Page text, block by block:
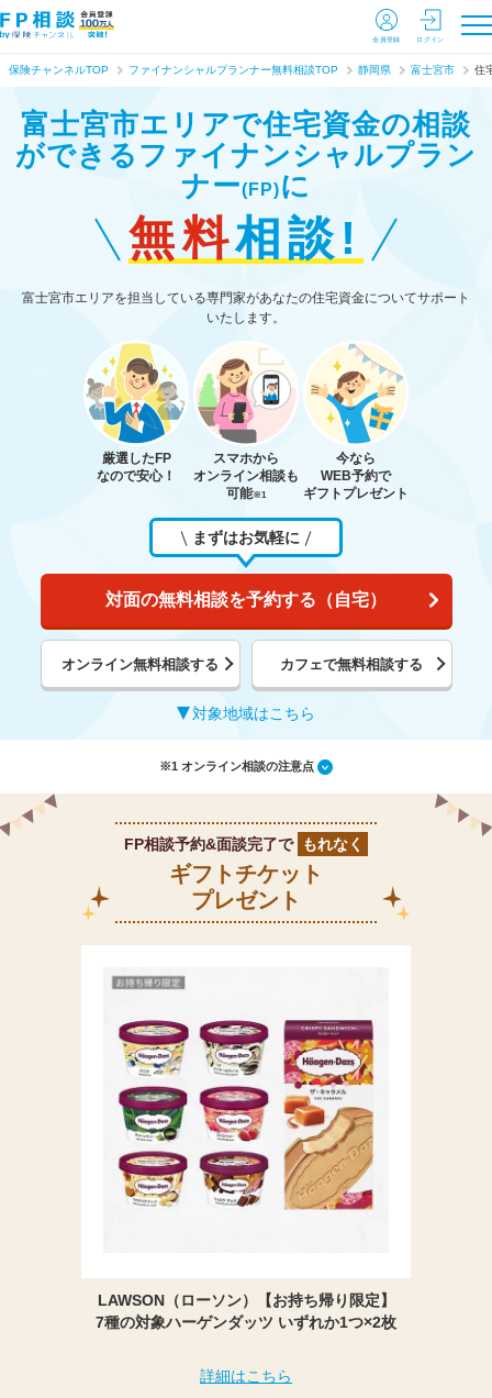
会員登録 ログイン
保険チャンネルTOP ファイナンシャルプランナー無料相談TOP 静岡県 富士宮市 住
富士宮市エリアで住宅資金の相談
ができる ファイナンシャルプラン
ナー(FP)に
無料相談!
富士宮市エリアを担当している専門家があなたの住宅資金についてサポート
いたします。
厳選したFP
なので安心！
スマホから
オンライン相談も
可能※1
今なら
WEB予約で
ギフトプレゼント
まずはお気軽に
対面の無料相談を予約する（自宅）
オンライン無料相談する カフェで無料相談する
対象地域はこちら
※1 オンライン相談の注意点
FP相談予約&面談完了で もれなく
ギフトチケット
プレゼント
LAWSON（ローソン）【お持ち帰り限定】
7種の対象ハーゲンダッツ いずれか1つ×2枚
詳細はこちら